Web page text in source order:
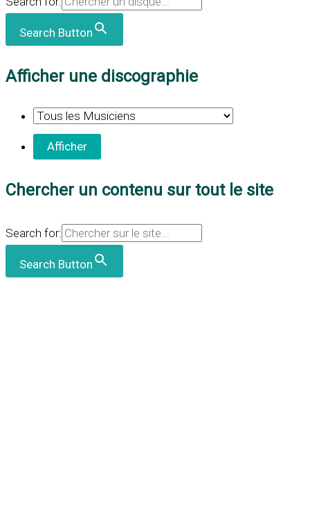
Search Button
Afficher une discographie
Chercher un contenu sur tout le site
Search for:
Search Button